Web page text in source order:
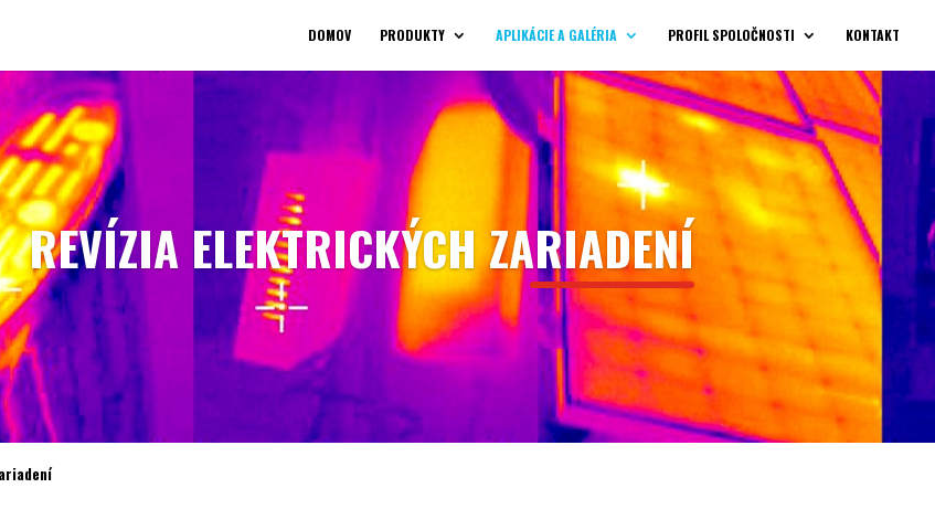
DOMOV PRODUKTY APLIKÁCIE A GALÉRIA PROFIL SPOLOČNOSTI KONTAKT
REVÍZIA ELEKTRICKÝCH ZARIADENÍ